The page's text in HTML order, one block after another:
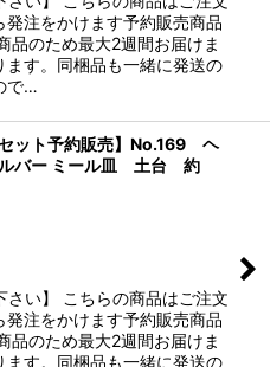
発注をかけます予約販売商品
品のため最大2週間お届けま
ます。同梱品も一緒に発送の
で…
セット予約販売】No.169 ヘ
ルバー ミール皿 土台 約
さい】 こちらの商品はご注文
発注をかけます予約販売商品
品のため最大2週間お届けま
ます。同梱品も一緒に発送の